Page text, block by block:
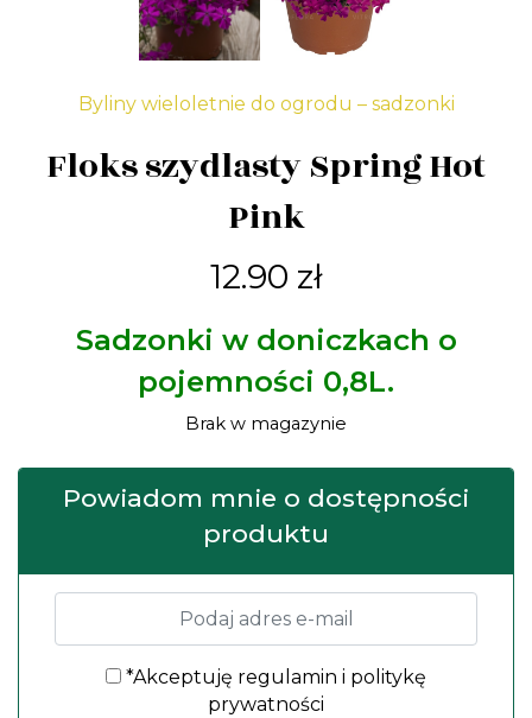
Byliny wieloletnie do ogrodu – sadzonki
Floks szydlasty Spring Hot
Pink
12.90 zł
Sadzonki w doniczkach o
pojemności 0,8L.
Brak w magazynie
Powiadom mnie o dostępności
produktu
*Akceptuję regulamin i politykę
prywatności